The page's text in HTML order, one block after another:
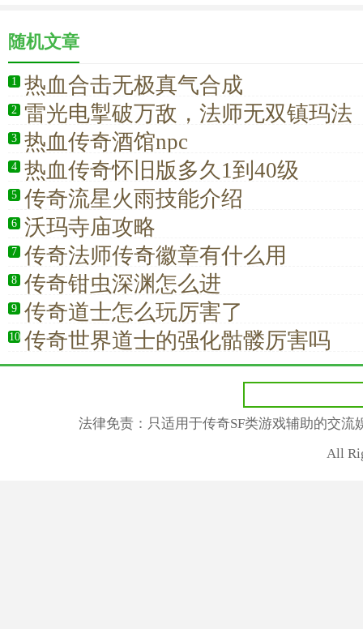
随机文章
1 热血合击无极真气合成
2 雷光电掣破万敌，法师无双镇玛法
3 热血传奇酒馆npc
4 热血传奇怀旧版多久1到40级
5 传奇流星火雨技能介绍
6 沃玛寺庙攻略
7 传奇法师传奇徽章有什么用
8 传奇钳虫深渊怎么进
9 传奇道士怎么玩厉害了
10 传奇世界道士的强化骷髅厉害吗
法律免责：只适用于传奇SF类游戏辅助的交
All